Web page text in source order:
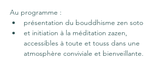
Au programme :
présentation du bouddhisme zen soto
et initiation à la méditation zazen,
accessibles à toute et touss dans une
atmosphère conviviale et bienveillante.